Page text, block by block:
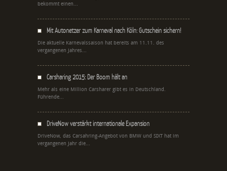
bekommt einen...
Mit Autonetzer zum Karneval nach Köln: Gutschein sichern!
Die aktuelle Karnevalssaison hat bereits am 11.11. des
vergangenen Jahres...
Carsharing 2015: Der Boom hält an
Mehr als eine Million Carsharer gibt es in Deutschland.
Führende...
DriveNow verstärkt internationale Expansion
DriveNow, das Carsahring-Angebot von BMW und SIXT hat im
vergangenen Jahr die...